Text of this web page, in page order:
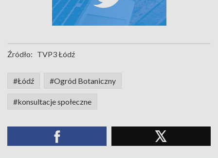
Źródło: TVP3 Łódź
#Łódź #Ogród Botaniczny
#konsultacje społeczne